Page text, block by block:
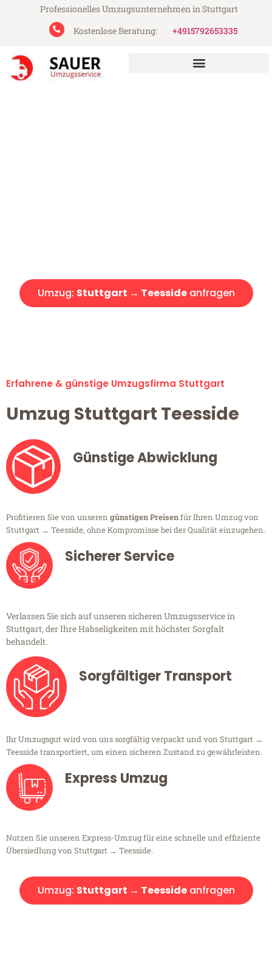
Professionelles Umzugsunternehmen in Stuttgart
Kostenlose Beratung:
+4915792653335
Umzug: Stuttgart → Teessideanfragen
Erfahrene & günstige Umzugsfirma Stuttgart
Umzug Stuttgart Teesside
Günstige Abwicklung
Profitieren Sie von unseren günstigen Preisenfür Ihren Umzug von
Stuttgart → Teesside, ohne Kompromisse bei der Qualität einzugehen.
Sicherer Service
Verlassen Sie sich auf unseren sicheren Umzugsservice in
Stuttgart, der Ihre Habseligkeiten mit höchster Sorgfalt
behandelt.
Sorgfältiger Transport
Ihr Umzugsgut wird von uns sorgfältig verpackt und von Stuttgart →
Teesside transportiert, um einen sicheren Zustand zu gewährleisten.
Express Umzug
Nutzen Sie unseren Express-Umzug für eine schnelle und effiziente
Übersiedlung von Stuttgart → Teesside.
Umzug: Stuttgart → Teessideanfragen